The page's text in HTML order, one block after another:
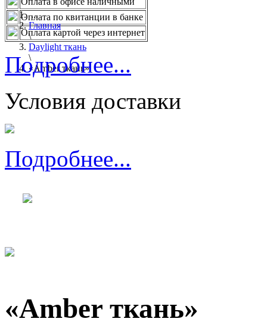
...
Главная
\
Daylight ткань
\
«Amber ткань»
Оплата по квитанции в банке
Оплата картой через интернет
Подробнее...
Условия доставки
Подробнее...
«Amber ткань»